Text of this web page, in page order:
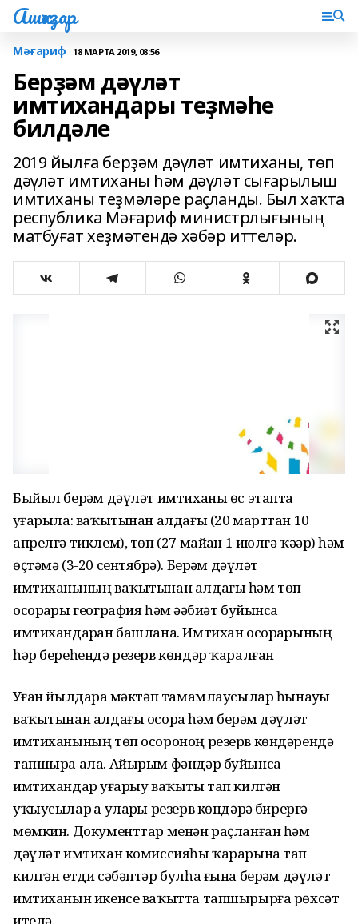
Ашҡаҙар
Мәғариф 18 МАРТА 2019, 08:56
Берҙәм дәүләт
имтихандары теҙмәһе
билдәле
2019 йылға берҙәм дәүләт имтиханы, төп
дәүләт имтиханы һәм дәүләт сығарылыш
имтиханы теҙмәләре раҫланды. Был хаҡта
республика Мәғариф министрлығының
матбуғат хеҙмәтендә хәбәр иттеләр.
Быйыл берҙәм дәүләт имтиханы өс этапта
уҙғарыла: ваҡытынан алдағы (20 марттан 10
апрелгә тиклем), төп (27 майҙан 1 июлгә ҡәҙәр) һәм
өҫтәмә (3-20 сентябрҙә). Берҙәм дәүләт
имтиханының ваҡытынан алдағы һәм төп
осорҙары география һәм әҙәбиәт буйынса
имтихандарҙан башлана. Имтихан осорҙарының
һәр береһендә резерв көндәр ҡаралған
Уҙған йылдарҙа мәктәп тамамлаусылар һынауҙы
ваҡытынан алдағы осорҙа һәм берҙәм дәүләт
имтиханының төп осороноң резерв көндәрендә
тапшыра ала. Айырым фәндәр буйынса
имтихандар уҙғарыу ваҡыты тап килгән
уҡыусылар ҙа уларҙы резерв көндәрҙә бирергә
мөмкин. Документтар менән раҫланған һәм
дәүләт имтихан комиссияһы ҡарарына тап
килгән етди сәбәптәр булһа ғына берҙәм дәүләт
имтиханын икенсе ваҡытта тапшырырға рөхсәт